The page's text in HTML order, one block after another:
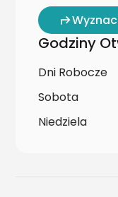
Godziny
Dni Robocze
Sobota
Niedziela